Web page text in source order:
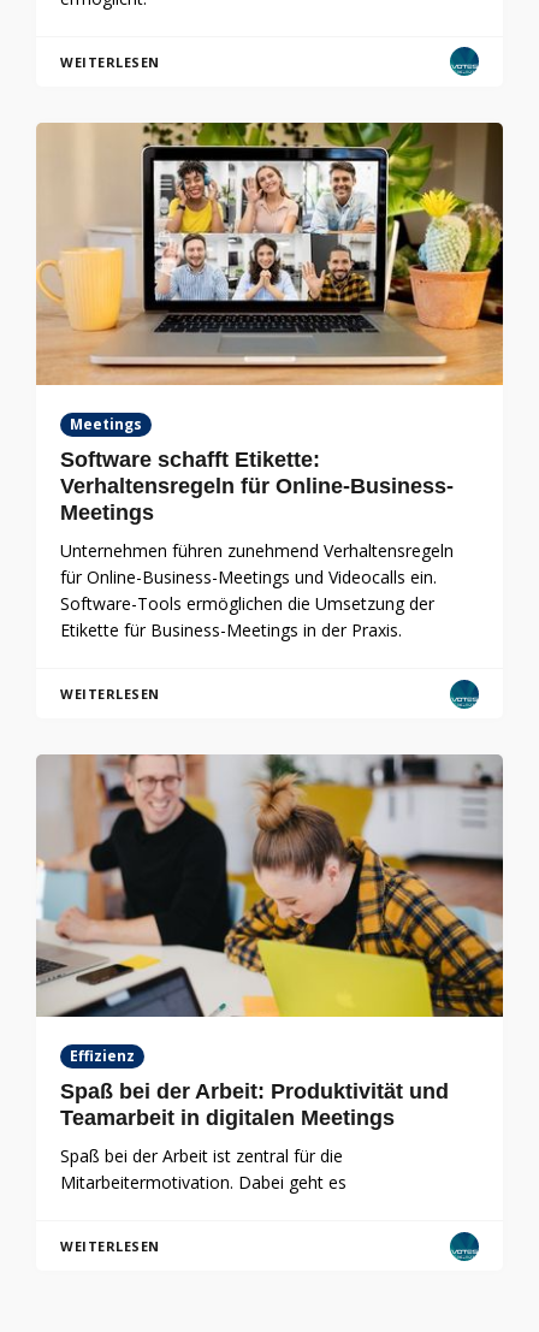
WEITERLESEN
Meetings
Software schafft Etikette:
Verhaltensregeln für Online-Business-
Meetings
Unternehmen führen zunehmend Verhaltensregeln
für Online-Business-Meetings und Videocalls ein.
Software-Tools ermöglichen die Umsetzung der
Etikette für Business-Meetings in der Praxis.
WEITERLESEN
Effizienz
Spaß bei der Arbeit: Produktivität und
Teamarbeit in digitalen Meetings
Spaß bei der Arbeit ist zentral für die
Mitarbeitermotivation. Dabei geht es
WEITERLESEN